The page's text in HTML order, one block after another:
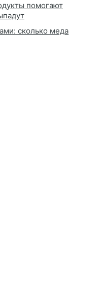
помогают
сколько меда